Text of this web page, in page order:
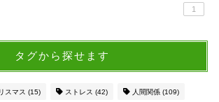
1
タグから探せます
スマス (15) ストレス (42) 人間関係 (109)